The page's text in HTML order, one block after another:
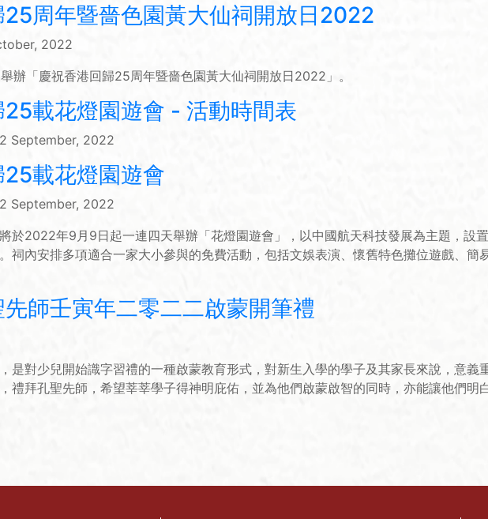
25周年暨嗇色園黃大仙祠開放日2022
2022
辦「慶祝香港回歸25周年暨嗇色園黃大仙祠開放日2022」。
載花燈園遊會 - 活動時間表
September, 2022
載花燈園遊會
September, 2022
於2022年9月9日起一連四天舉辦「花燈園遊會」，以中國航天科技發展為主題，設
祠內安排多項適合一家大小參與的免費活動，包括文娛表演、懷舊特色攤位遊戲、
師壬寅年二零二二啟蒙開筆禮
是對少兒開始識字習禮的一種啟蒙教育形式，對新生入學的學子及其家長來說，意
禮拜孔聖先師，希望莘莘學子得神明庇佑，並為他們啟蒙啟智的同時，亦能讓他們明